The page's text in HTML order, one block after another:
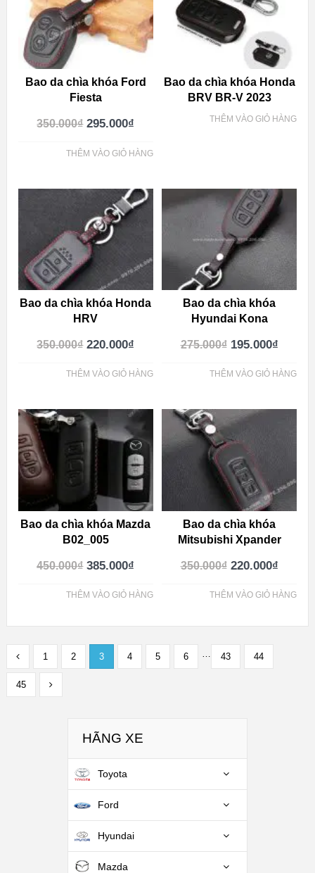
Bao da chìa khóa Ford
Fiesta
350.000₫ 295.000₫
THÊM VÀO GIỎ HÀNG
Bao da chìa khóa Honda
BRV BR-V 2023
THÊM VÀO GIỎ HÀNG
Bao da chìa khóa Honda
HRV
350.000₫ 220.000₫
THÊM VÀO GIỎ HÀNG
Bao da chìa khóa
Hyundai Kona
275.000₫ 195.000₫
THÊM VÀO GIỎ HÀNG
Bao da chìa khóa Mazda
B02_005
450.000₫ 385.000₫
THÊM VÀO GIỎ HÀNG
Bao da chìa khóa
Mitsubishi Xpander
350.000₫ 220.000₫
THÊM VÀO GIỎ HÀNG
1 2 3 4 5 6 … 43 44
45
HÃNG XE
Toyota
Ford
Hyundai
Mazda